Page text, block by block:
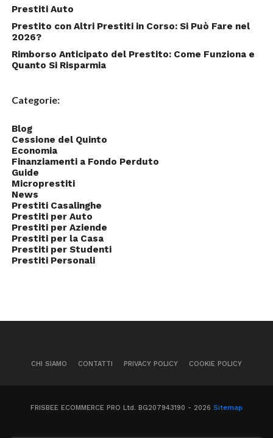
Prestiti Auto
Prestito con Altri Prestiti in Corso: Si Può Fare nel
2026?
Rimborso Anticipato del Prestito: Come Funziona e
Quanto Si Risparmia
Categorie:
Blog
Cessione del Quinto
Economia
Finanziamenti a Fondo Perduto
Guide
Microprestiti
News
Prestiti Casalinghe
Prestiti per Auto
Prestiti per Aziende
Prestiti per la Casa
Prestiti per Studenti
Prestiti Personali
CHI SIAMO CONTATTI PRIVACY POLICY COOKIE POLICY
FRISBEE ECOMMERCE PRO Ltd. BG207943190 - 2026 Sitemap